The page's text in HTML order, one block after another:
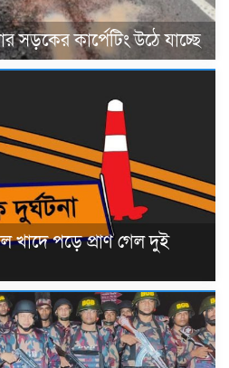
সড়কের কার্পেটিং উঠে যাচ্ছে
খাদে পড়ে প্রাণ গেল দুই